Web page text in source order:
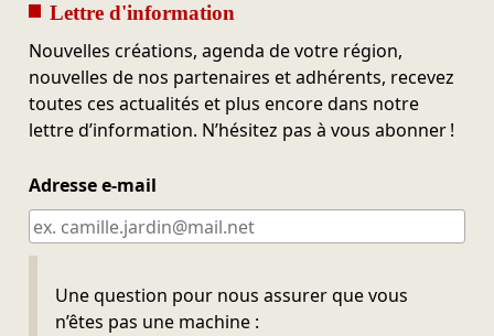
Lettre d'information
Nouvelles créations, agenda de votre région,
nouvelles de nos partenaires et adhérents, recevez
toutes ces actualités et plus encore dans notre
lettre d’information. N’hésitez pas à vous abonner !
Adresse e-mail
Une question pour nous assurer que vous
n’êtes pas une machine :
Ne pas remplir